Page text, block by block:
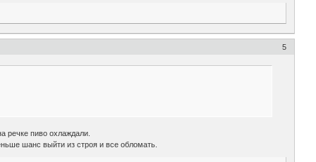
5
речке пиво охлаждали.
шанс выйти из строя и все обломать.